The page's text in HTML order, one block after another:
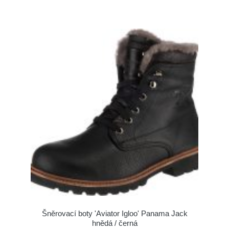
Šněrovací boty 'Aviator Igloo' Panama Jack
hnědá / černá